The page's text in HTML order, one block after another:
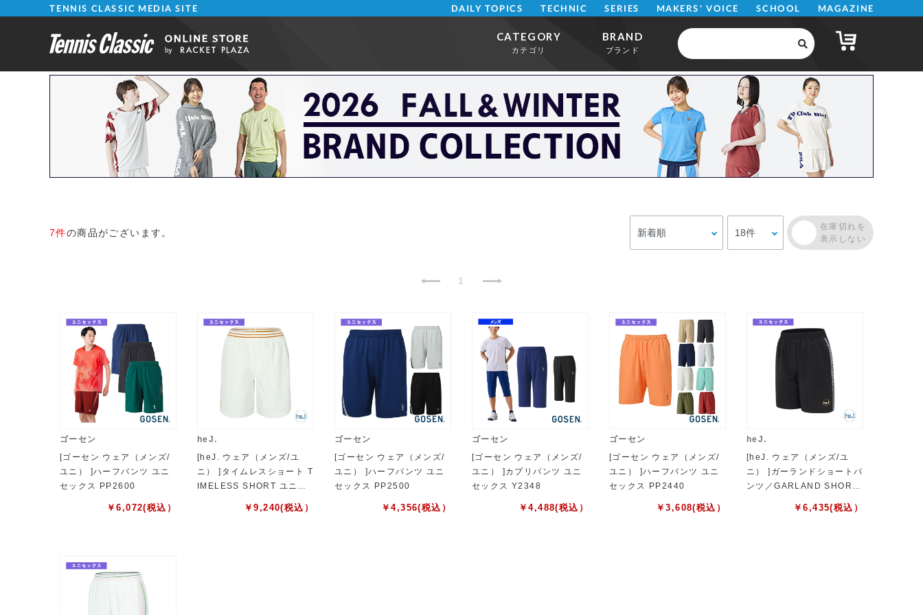
TENNIS CLASSIC MEDIA SITE DAILY TOPICS TECHNIC SERIES MAKERS' VOICE SCHOOL MAGAZINE
CATEGORY
カテゴリ
BRAND
ブランド
7件の商品がございます。
1
ゴーセン
[ゴーセン ウェア（メンズ/
ユニ） ]ハーフパンツ ユニ
セックス PP2600
￥6,072(税込）
heJ.
[heJ. ウェア（メンズ/ユ
ニ） ]タイムレスショート T
IMELESS SHORT ユニセ
￥9,240(税込）
ゴーセン
[ゴーセン ウェア（メンズ/
ユニ） ]ハーフパンツ ユニ
セックス PP2500
￥4,356(税込）
ゴーセン
[ゴーセン ウェア（メンズ/
ユニ） ]カプリパンツ ユニ
セックス Y2348
￥4,488(税込）
ゴーセン
[ゴーセン ウェア（メンズ/
ユニ） ]ハーフパンツ ユニ
セックス PP2440
￥3,608(税込）
heJ.
[heJ. ウェア（メンズ/ユ
ニ） ]ガーランドショートパ
ンツ／GARLAND SHORT
／ユニセックス（HEJ-240
￥6,435(税込）